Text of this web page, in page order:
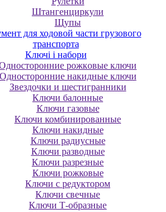
Штангенциркули
Щупы
для ходовой части грузового
транспорта
Ключі і набори
poжкoвыe ключи
Oднocтopoнниe нaкидныe ключи
Звездочки и шестигранники
Ключи балонные
Ключи газовые
Ключи комбинированные
Ключи накидные
Ключи радиусные
Ключи разводные
Ключи разрезные
Ключи рожковые
Ключи с редуктором
Ключи свечные
Ключи Т-образные